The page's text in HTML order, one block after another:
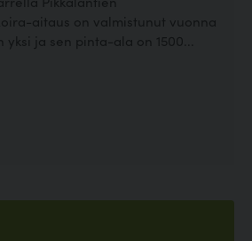
aitaus on valmistunut vuonna
ja sen pinta-ala on 1500...